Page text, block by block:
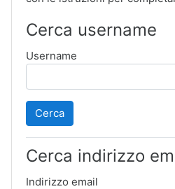
Cerca username
Username
Cerca indirizzo
Indirizzo email